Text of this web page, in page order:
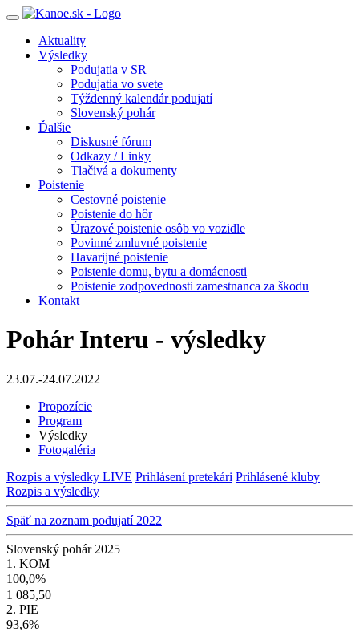
Toggle
navigationAktuality
Výsledky
Podujatia v SR
Podujatia vo svete
Týždenný kalendár podujatí
Slovenský pohár
Ďalšie
Diskusné fórum
Odkazy / Linky
Tlačivá a dokumenty
Poistenie
Cestovné poistenie
Poistenie do hôr
Úrazové poistenie osôb vo vozidle
Povinné zmluvné poistenie
Havarijné poistenie
Poistenie domu, bytu a domácnosti
Poistenie zodpovednosti zamestnanca za škodu
Kontakt
Pohár Interu - výsledky
23.07.-24.07.2022
Propozície
Program
Výsledky
Fotogaléria
Rozpis a výsledky LIVE Prihlásení pretekári Prihlásené kluby
Rozpis a výsledky
Späť na zoznam podujatí 2022
Slovenský pohár 2025
1. KOM
100,0%
1 085,50
2. PIE
93,6%